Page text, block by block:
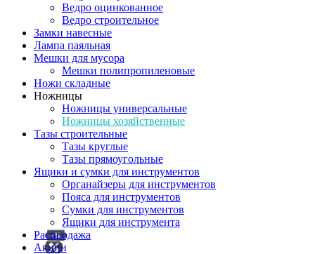
Ведро оцинкованное
Ведро строительное
Замки навесные
Лампа паяльная
Мешки для мусора
Мешки полипропиленовые
Ножи складные
Ножницы
Ножницы универсальные
Ножницы хозяйственные
Тазы строительные
Тазы круглые
Тазы прямоугольные
Ящики и сумки для инструментов
Органайзеры для инструментов
Пояса для инструментов
Сумки для инструментов
Ящики для инструмента
Распродажа
Акции